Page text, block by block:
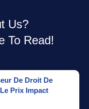
Us?
To Read!
De Droit De
Prix Impact